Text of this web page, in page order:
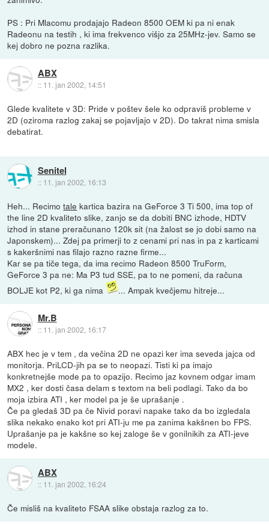
PS : Pri Mlacomu prodajajo Radeon 8500 OEM ki pa ni enak
Radeonu na testih , ki ima frekvenco višjo za 25MHz-jev. Samo se
kej dobro ne pozna razlika.
ABX
:: 11. jan 2002, 14:51
Glede kvalitete v 3D: Pride v poštev šele ko odpraviš probleme v
2D (oziroma razlog zakaj se pojavljajo v 2D). Do takrat nima smisla
debatirat.
Senitel
:: 11. jan 2002, 16:13
Heh... Recimotale kartica bazira na GeForce 3 Ti 500, ima top of
the line 2D kvaliteto slike, zanjo se da dobiti BNC izhode, HDTV
izhod in stane preračunano 120k sit (na žalost se jo dobi samo na
Japonskem)... Zdej pa primerji to z cenami pri nas in pa z karticami
s kakeršnimi nas filajo razno razne firme...
Kar se pa tiče tega, da ima recimo Radeon 8500 TruForm,
GeForce 3 pa ne: Ma P3 tud SSE, pa to ne pomeni, da računa
BOLJE kot P2, ki ga nima
... Ampak kvečjemu hitreje...
Mr.B
:: 11. jan 2002, 16:17
ABX hec je v tem , da večina 2D ne opazi ker ima seveda jajca od
monitorja. PriLCD-jih pa se to neopazi. Tisti ki pa imajo
konkretnejše mode pa to opazijo. Recimo jaz kovnem odgar imam
MX2 , ker dosti časa delam s textom na beli podlagi. Tako da bo
moja izbira ATI , ker model pa je še uprašanje .
Če pa gledaš 3D pa če Nivid poravi napake tako da bo izgledala
slika nekako enako kot pri ATI-ju me pa zanima kakšnen bo FPS.
Uprašanje pa je kakšne so kej zaloge še v gonilnikih za ATI-jeve
modele.
ABX
:: 11. jan 2002, 16:24
Če misliš na kvaliteto FSAA slike obstaja razlog za to.